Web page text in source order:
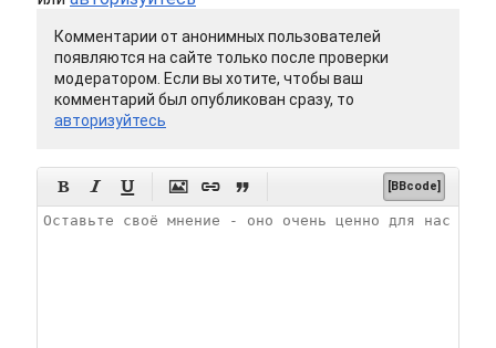
Комментарии от анонимных пользователей
появляются на сайте только после проверки
модератором. Если вы хотите, чтобы ваш
комментарий был опубликован сразу, то
авторизуйтесь
      [BBcode]